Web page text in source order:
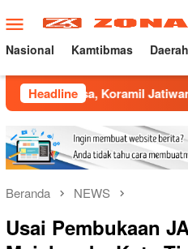
ke
konten
Menu
Mobile
Nasional Kamtibmas Daerah
Headline
Koramil Jatiwangi Salurkan
Beranda NEWS
Usai Pembukaan